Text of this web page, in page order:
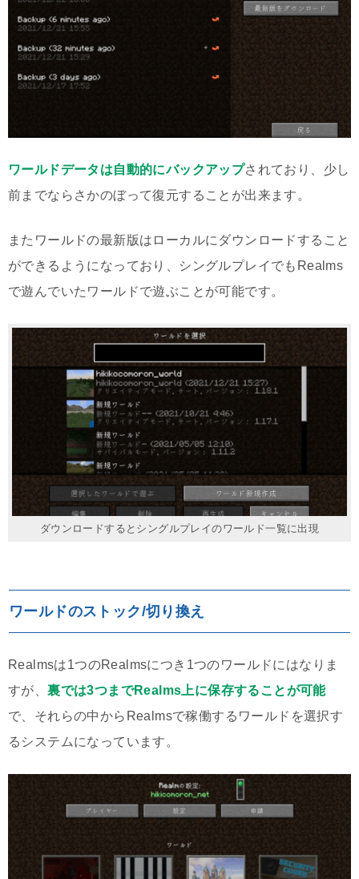
ワールドデータは自動的にバックアップされており、少し
前までならさかのぼって復元することが出来ます。
またワールドの最新版はローカルにダウンロードすること
ができるようになっており、シングルプレイでもRealms
で遊んでいたワールドで遊ぶことが可能です。
ダウンロードするとシングルプレイのワールド一覧に出現
ワールドのストック/切り換え
Realmsは1つのRealmsにつき1つのワールドにはなりま
すが、裏では3つまでRealms上に保存することが可能
で、それらの中からRealmsで稼働するワールドを選択す
るシステムになっています。